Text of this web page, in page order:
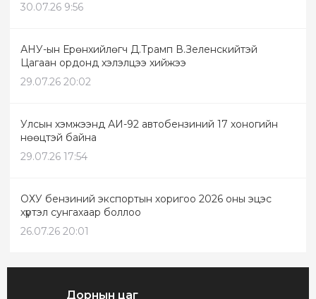
30.07.26 9:56
АНУ-ын Ерөнхийлөгч Д.Трамп В.Зеленскийтэй
Цагаан ордонд хэлэлцээ хийжээ
29.07.26 20:02
Улсын хэмжээнд АИ-92 автобензиний 17 хоногийн
нөөцтэй байна
29.07.26 17:54
ОХУ бензиний экспортын хоригоо 2026 оны эцэс
хүртэл сунгахаар боллоо
26.07.26 20:01
Дорнын цаг